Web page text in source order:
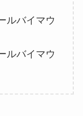
ルバイマウ
ルバイマウ